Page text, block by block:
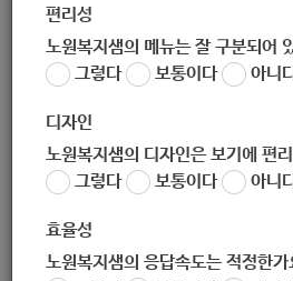
주간 인기검색어
한눈으로 보는 복
편리성
노원복지샘의 메뉴는 잘 구분되어
그렇다
보통이다 아니
디자인
노원복지샘의 디자인은 보기에 편
그렇다
보통이다 아니
효율성
노원복지샘의 응답속도는 적정한가
[북부종합사회복지관] 성인·아동 교육
안내 (2020.10.27 기준)
작성자 노원 복지샘